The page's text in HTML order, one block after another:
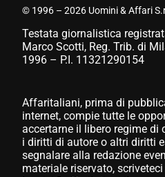
© 1996 – 2026 Uomini & Affari
Testata giornalistica
Marco Scotti, Reg. Trib. di
1996 – P.I. 11321290154
Affaritaliani, prima di
internet, compie tutte le
accertarne il libero regime di
i diritti di autore o altri diritti
segnalare alla redazione
materiale riservato, scriveteci